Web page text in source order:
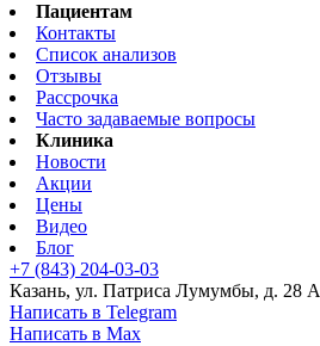
Пациентам
Контакты
Список анализов
Отзывы
Рассрочка
Часто задаваемые вопросы
Клиника
Новости
Акции
Цены
Видео
Блог
+7 (843) 204-03-03
Казань, ул. Патриса Лумумбы, д. 28 А
Написать в Telegram
Написать в Max